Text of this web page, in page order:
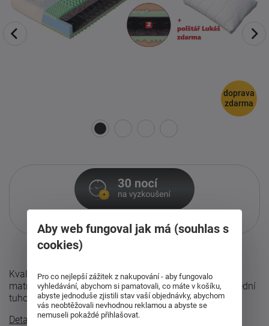
doprava
zdarma
Více informacío službě.
Kvalitní pružinová sedmizónová matrace. Nosné vrstvy
matrace tvoří elastická pěna MediFoam (32 kg/m³) střední
tuhosti, tvarovaná do m ...
Detailní popis
Aby web fungoval jak má (souhlas s
cookies)
Pro co nejlepší zážitek z nakupování - aby fungovalo
vyhledávání, abychom si pamatovali, co máte v košíku,
abyste jednoduše zjistili stav vaší objednávky, abychom
vás neobtěžovali nevhodnou reklamou a abyste se
nemuseli pokaždé přihlašovat.